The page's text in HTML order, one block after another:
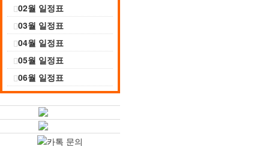
02월 일정표
03월 일정표
04월 일정표
05월 일정표
06월 일정표